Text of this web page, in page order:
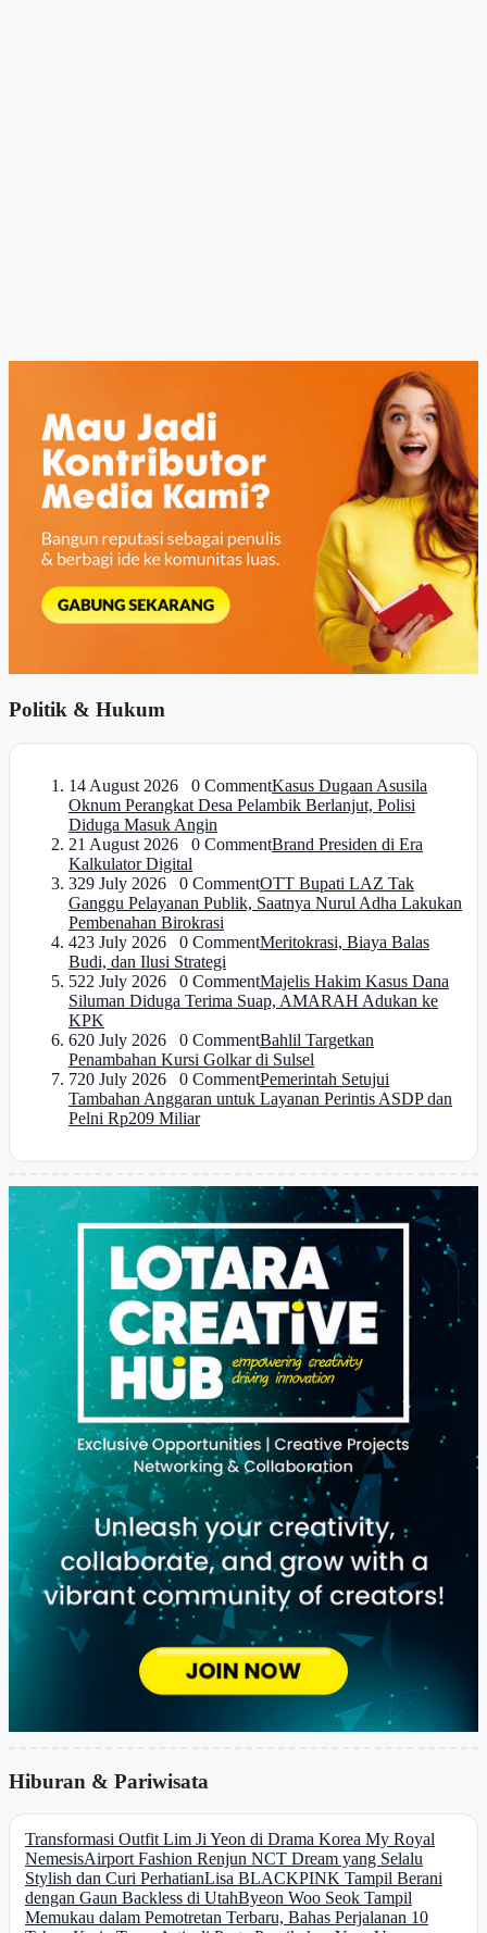
Politik & Hukum
14 August 2026 0 CommentKasus Dugaan Asusila
Oknum Perangkat Desa Pelambik Berlanjut, Polisi
Diduga Masuk Angin
21 August 2026 0 CommentBrand Presiden di Era
Kalkulator Digital
329 July 2026 0 CommentOTT Bupati LAZ Tak
Ganggu Pelayanan Publik, Saatnya Nurul Adha Lakukan
Pembenahan Birokrasi
423 July 2026 0 CommentMeritokrasi, Biaya Balas
Budi, dan Ilusi Strategi
522 July 2026 0 CommentMajelis Hakim Kasus Dana
Siluman Diduga Terima Suap, AMARAH Adukan ke
KPK
620 July 2026 0 CommentBahlil Targetkan
Penambahan Kursi Golkar di Sulsel
720 July 2026 0 CommentPemerintah Setujui
Tambahan Anggaran untuk Layanan Perintis ASDP dan
Pelni Rp209 Miliar
Hiburan & Pariwisata
Transformasi Outfit Lim Ji Yeon di Drama Korea My Royal
NemesisAirport Fashion Renjun NCT Dream yang Selalu
Stylish dan Curi PerhatianLisa BLACKPINK Tampil Berani
dengan Gaun Backless di UtahByeon Woo Seok Tampil
Memukau dalam Pemotretan Terbaru, Bahas Perjalanan 10